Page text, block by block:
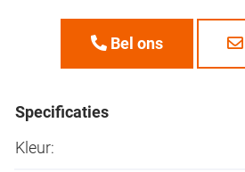
Bel ons
Specificaties
Kleur: